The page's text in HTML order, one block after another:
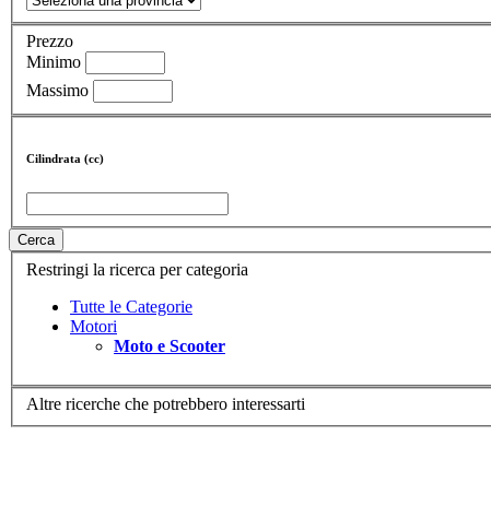
Prezzo
Minimo
Massimo
Cilindrata (cc)
Cerca
Restringi la ricerca per categoria
Tutte le Categorie
Motori
Moto e Scooter
Altre ricerche che potrebbero interessarti